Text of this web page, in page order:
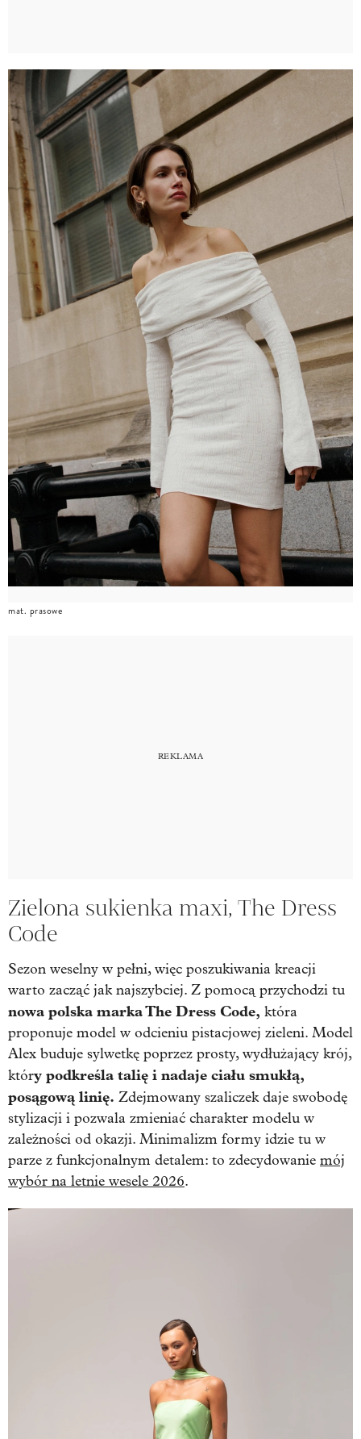
mat. prasowe
Zielona sukienka maxi, The Dress
Code
Sezon weselny w pełni, więc poszukiwania kreacji
warto zacząć jak najszybciej. Z pomocą przychodzi tu
nowa polska marka The Dress Code, która
proponuje model w odcieniu pistacjowej zieleni. Model
Alex buduje sylwetkę poprzez prosty, wydłużający krój,
który podkreśla talię i nadaje ciału smukłą,
posągową linię. Zdejmowany szaliczek daje swobodę
stylizacji i pozwala zmieniać charakter modelu w
zależności od okazji. Minimalizm formy idzie tu w
parze z funkcjonalnym detalem: to zdecydowanie mój
wybór na letnie wesele 2026.